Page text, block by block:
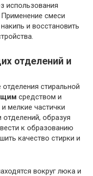
использования
Применение смеси
и восстановить
отделений и
стиральной
средством и
мелкие частички
отделений, образуя
к образованию
качество стирки и
вокруг люка и